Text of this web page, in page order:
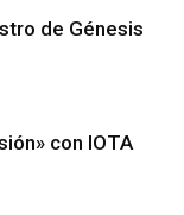
de Génesis
con IOTA